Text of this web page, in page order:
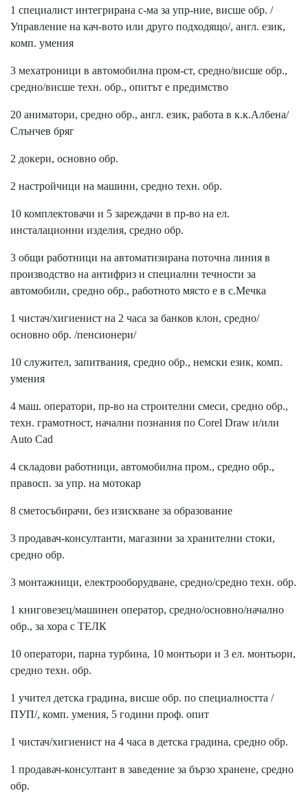
1 специалист интегрирана с-ма за упр-ние, висше обр. /
Управление на кач-вото или друго подходящо/, англ. език,
комп. умения
3 мехатроници в автомобилна пром-ст, средно/висше обр.,
средно/висше техн. обр., опитът е предимство
20 аниматори, средно обр., англ. език, работа в к.к.Албена/
Слънчев бряг
2 докери, основно обр.
2 настройчици на машини, средно техн. обр.
10 комплектовачи и 5 зареждачи в пр-во на ел.
инсталационни изделия, средно обр.
3 общи работници на автоматизирана поточна линия в
производство на антифриз и специални течности за
автомобили, средно обр., работното място е в с.Мечка
1 чистач/хигиенист на 2 часа за банков клон, средно/
основно обр. /пенсионери/
10 служител, запитвания, средно обр., немски език, комп.
умения
4 маш. оператори, пр-во на строителни смеси, средно обр.,
техн. грамотност, начални познания по Corel Draw и/или
Auto Cad
4 складови работници, автомобилна пром., средно обр.,
правосп. за упр. на мотокар
8 сметосъбирачи, без изискване за образование
3 продавач-консултанти, магазини за хранителни стоки,
средно обр.
3 монтажници, електрооборудване, средно/средно техн. обр.
1 книговезец/машинен оператор, средно/основно/начално
обр., за хора с ТЕЛК
10 оператори, парна турбина, 10 монтьори и 3 ел. монтьори,
средно техн. обр.
1 учител детска градина, висше обр. по специалността /
ПУП/, комп. умения, 5 години проф. опит
1 чистач/хигиенист на 4 часа в детска градина, средно обр.
1 продавач-консултант в заведение за бързо хранене, средно
обр.